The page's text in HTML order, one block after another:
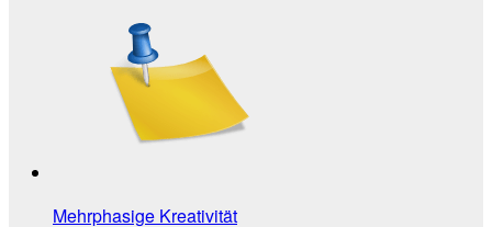
Mehrphasige Kreativität